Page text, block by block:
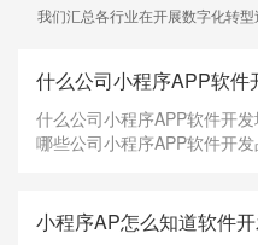
我们汇总各行业在开展数字化转
什么公司小程序APP软件开
哪些公司小程序APP软件开
及格的资质证书例如，社区